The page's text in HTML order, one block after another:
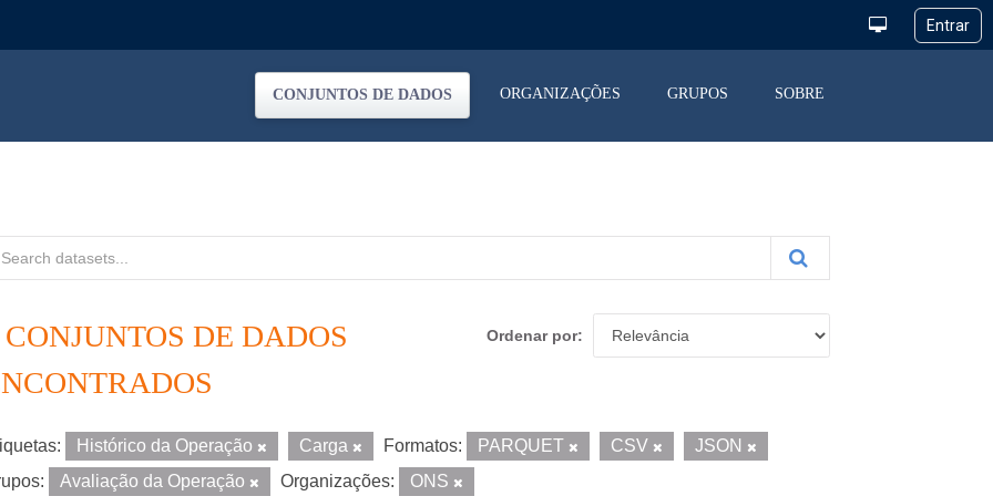
CONJUNTOS DE DADOS ORGANIZAÇÕES GRUPOS SOBRE
Ordenar por
CONJUNTOS DE DADOS
Histórico da Operação Carga Formatos: PARQUET CSV
JSON
Avaliação da Operação Organizações: ONS